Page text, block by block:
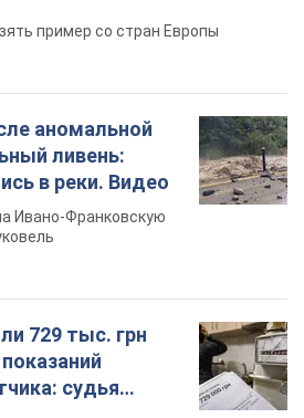
пример со стран Европы
аномальной
ливень:
в реки. Видео
Ивано-Франковскую
729 тыс. грн
судья